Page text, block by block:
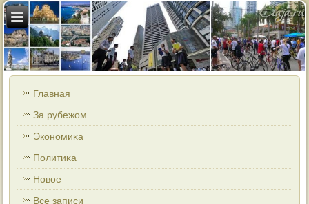
Главная
За рубежом
Экономиκа
Политиκа
Новοе
Все записи